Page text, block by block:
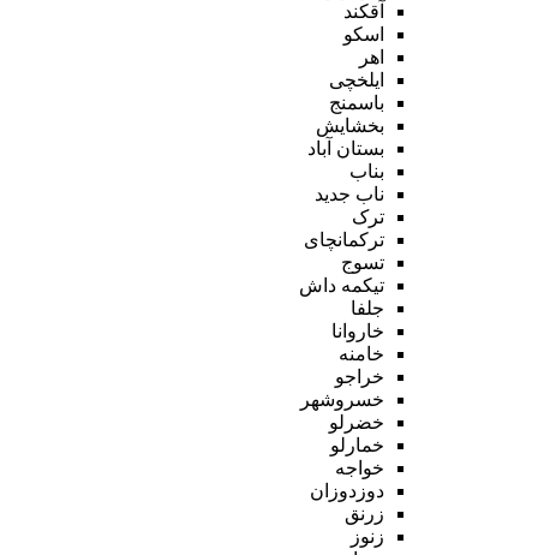
آقکند
اسکو
اهر
ایلخچی
باسمنج
بخشایش
بستان آباد
بناب
ناب جدید
ترک
ترکمانچای
تسوج
تیکمه داش
جلفا
خاروانا
خامنه
خراجو
خسروشهر
خضرلو
خمارلو
خواجه
دوزدوزان
زرنق
زنوز